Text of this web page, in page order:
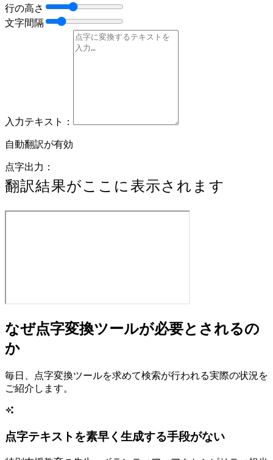
行の高さ
文字間隔
入力テキスト：
自動翻訳が有効
点字出力：
翻訳結果がここに表示されます
なぜ点字変換ツールが必要とされるの
か
毎日、点字変換ツールを求めて検索が行われる実際の状況を
ご紹介します。
点字テキストを素早く生成する手段がない